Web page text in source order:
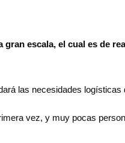
escala, el cual es de
las necesidades
vez, y muy pocas